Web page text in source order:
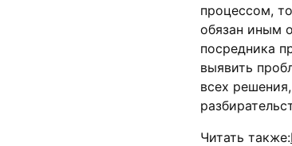
процессом,
обязан иным
посредника
выявить
всех
Читать также: